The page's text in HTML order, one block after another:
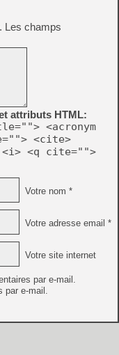
Les champs
attributs HTML:
<acronym
<cite>
<i> <q cite="">
Votre nom *
Votre adresse email *
Votre site internet
par e-mail.
par e-mail.